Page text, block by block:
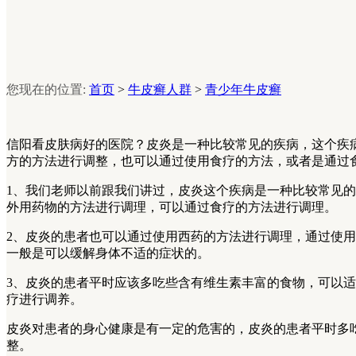
您现在的位置: 首页 > 牛皮癣人群 > 青少年牛皮癣
信阳看皮肤病好的医院？皮炎是一种比较常见的疾病，这个
方的方法进行调整，也可以通过使用食疗的方法，或者是通
1、我们老师以前跟我们讲过，皮炎这个疾病是一种比较常见
外用药物的方法进行调理，可以通过食疗的方法进行调理。
2、皮炎的患者也可以通过使用西药的方法进行调理，通过使
一般是可以缓解身体不适的症状的。
3、皮炎的患者平时应该多吃些含有维生素丰富的食物，可以
疗进行调养。
皮炎对患者的身心健康是有一定的危害的，皮炎的患者平时
整。